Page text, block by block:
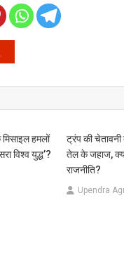
हमलों
विश्व युद्ध’?
ट्रंप की चेतावनी
तेल के जहाज,
राजनीति?
Upendra